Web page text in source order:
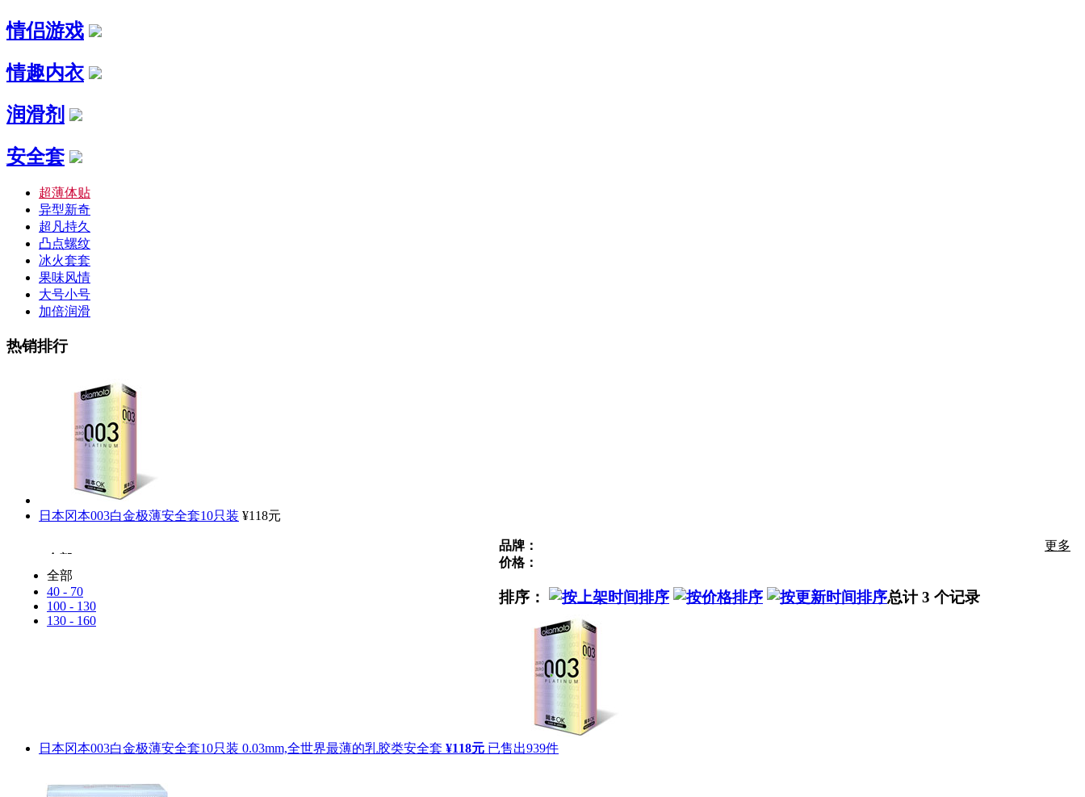
情侣游戏
情趣内衣
润滑剂
安全套
超薄体贴
异型新奇
超凡持久
凸点螺纹
冰火套套
果味风情
大号小号
加倍润滑
热销排行
日本冈本003白金极薄安全套10只装 ¥118元
品牌：
全部
日本冈本
日本相模
更多
价格：
全部
40 - 70
100 - 130
130 - 160
排序： 总计 3 个记录
日本冈本003白金极薄安全套10只装 0.03mm,全世界最薄的乳胶类安全套 ¥118元 已售出939件